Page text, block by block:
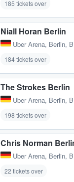
185 tickets over
Niall Horan Berlin
Uber Arena, Berlin,
184 tickets over
The Strokes Berlin
Uber Arena, Berlin,
198 tickets over
Chris Norman
Uber Arena, Berlin,
22 tickets over